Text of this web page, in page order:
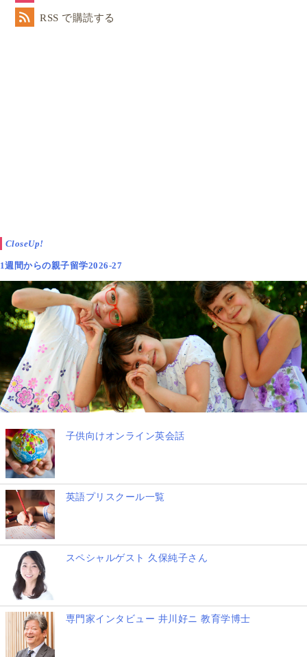
RSS で購読する
CloseUp!
1週間からの親子留学2026-27
子供向けオンライン英会話
英語プリスクール一覧
スペシャルゲスト 久保純子さん
専門家インタビュー 井川好ニ 教育学博士